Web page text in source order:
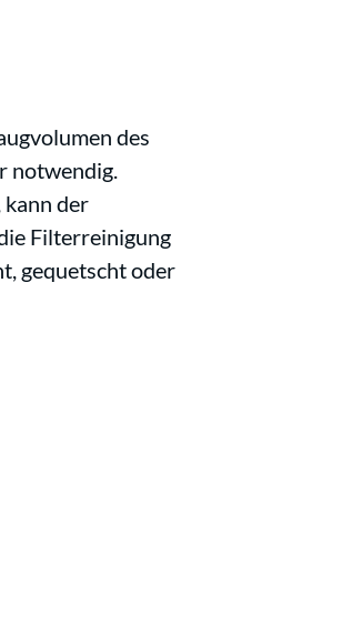
des
notwendig.
kann der
Filterreinigung
gequetscht oder